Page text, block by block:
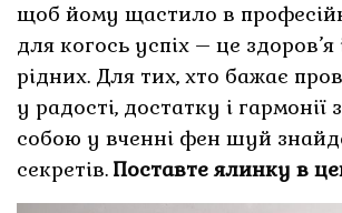
щоб йому щастило в
для когось успіх – це здоров’я
рідних. Для тих, хто бажає
у радості, достатку і гармонії
собою у вченні фен шуй
секретів.Поставте ялинку в